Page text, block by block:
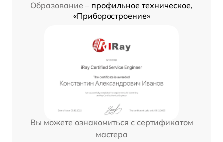
Образование – профильное техническое,
«Приборостроение»
Вы можете ознакомиться с сертификатом
мастера